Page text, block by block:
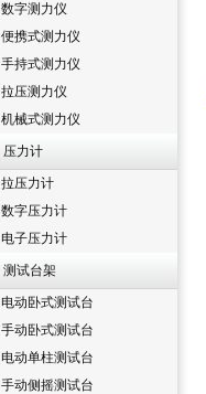
数字测力仪
便携式测力仪
手持式测力仪
拉压测力仪
机械式测力仪
压力计
拉压力计
数字压力计
电子压力计
测试台架
电动卧式测试台
手动卧式测试台
电动单柱测试台
手动侧摇测试台